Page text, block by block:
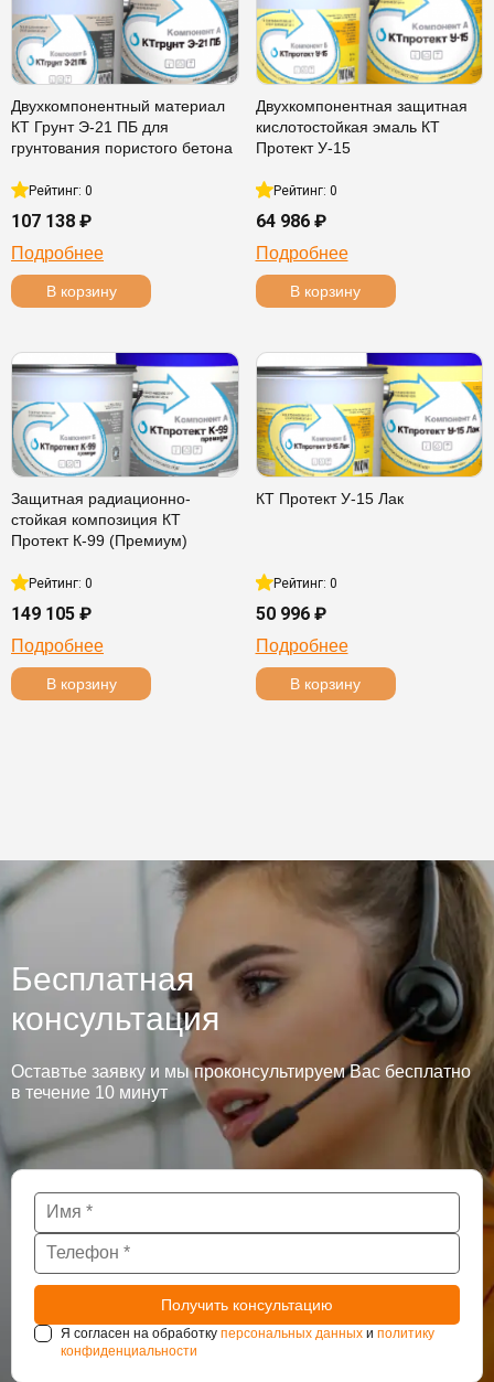
Двухкомпонентный материал
КТ Грунт Э-21 ПБ для
грунтования пористого бетона
Рейтинг: 0
107 138 ₽
Подробнее
В корзину
Двухкомпонентная защитная
кислотостойкая эмаль КТ
Протект У-15
Рейтинг: 0
64 986 ₽
Подробнее
В корзину
Защитная радиационно-
стойкая композиция КТ
Протект К-99 (Премиум)
Рейтинг: 0
149 105 ₽
Подробнее
В корзину
КТ Протект У-15 Лак
Рейтинг: 0
50 996 ₽
Подробнее
В корзину
Бесплатная
консультация
Оставтье заявку и мы проконсультируем Вас бесплатно
в течение 10 минут
Я согласен на обработку персональных данных и политику
конфиденциальности